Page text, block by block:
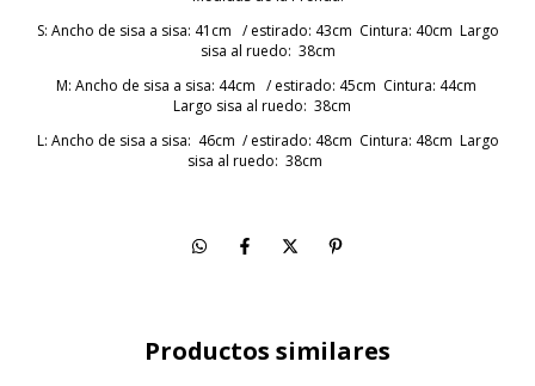
S: Ancho de sisa a sisa: 41cm / estirado: 43cm Cintura: 40cm Largo
sisa al ruedo: 38cm
M: Ancho de sisa a sisa: 44cm / estirado: 45cm Cintura: 44cm
Largo sisa al ruedo: 38cm
L: Ancho de sisa a sisa: 46cm / estirado: 48cm Cintura: 48cm Largo
sisa al ruedo: 38cm
Productos similares